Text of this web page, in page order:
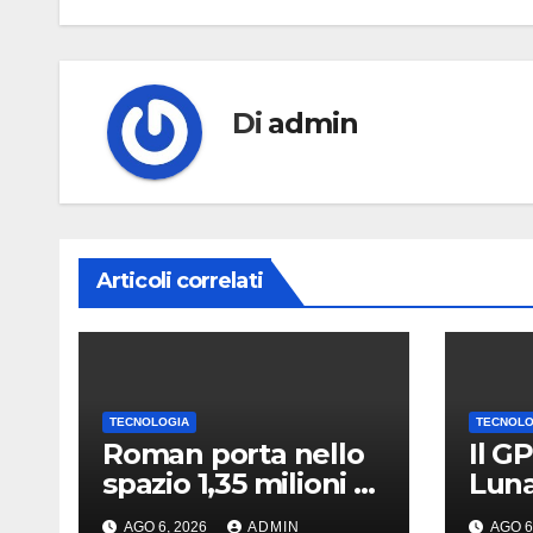
Di admin
Articoli correlati
TECNOLOGIA
Roman porta nello
spazio 1,35 milioni di
nomi e una nuova
AGO 6, 2026 ADMIN
Il
AGO